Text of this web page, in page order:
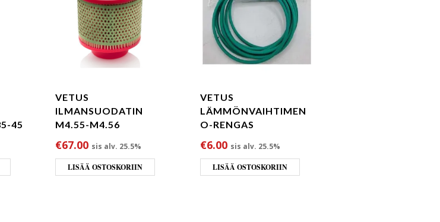
45
VETUS
ILMANSUODATIN
M4.55-M4.56
€67.00 sis alv. 25.5%
LISÄÄ OSTOSKORIIN
VETUS
LÄMMÖNVAIHTIMEN
O-RENGAS
€6.00 sis alv. 25.5%
LISÄÄ OSTOSKORIIN